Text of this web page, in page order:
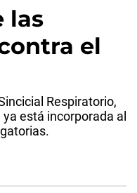
las
el
Respiratorio,
está incorporada al